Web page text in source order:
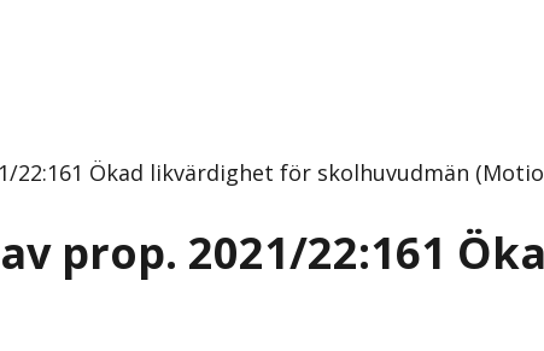
22:161 Ökad likvärdighet för skolhuvudmän
prop. 2021/22:161